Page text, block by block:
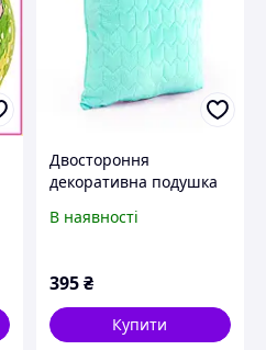
Двостороння
декоративна подушка
см. Подушка інтер'єрна
В наявності
395₴
Купити